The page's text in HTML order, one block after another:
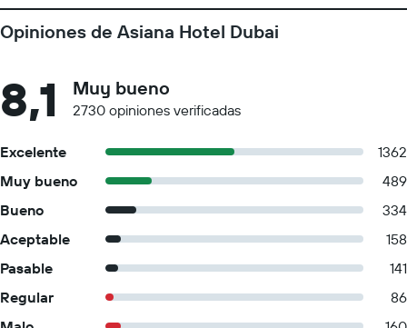
Opiniones de Asiana Hotel Dubai
8,1 Muy bueno
2730 opiniones verificadas
Excelente
1362
Muy bueno
489
Bueno
334
Aceptable
158
Pasable
141
Regular
86